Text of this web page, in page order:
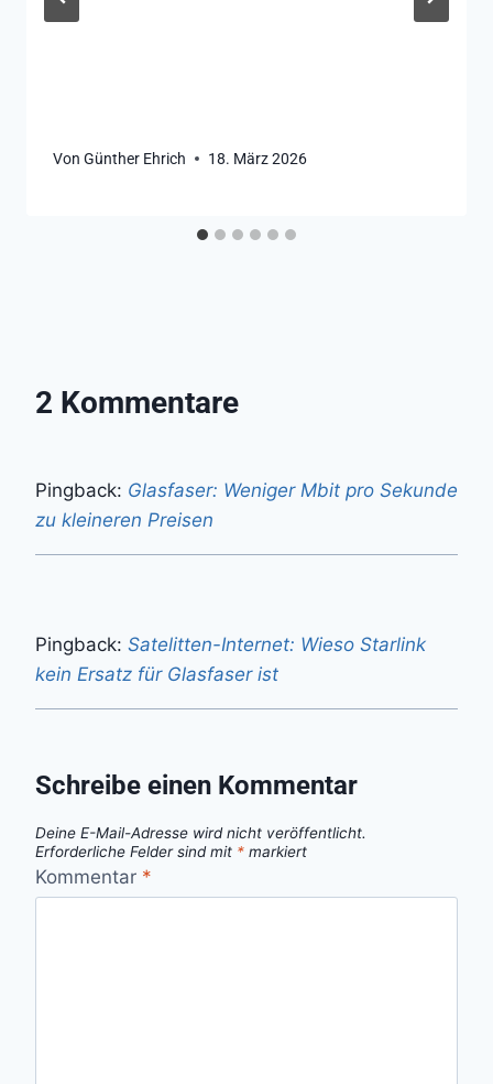
Von Günther Ehrich 18. März 2026
2 Kommentare
Pingback: Glasfaser: Weniger Mbit pro Sekunde
zu kleineren Preisen
Pingback: Satelitten-Internet: Wieso Starlink
kein Ersatz für Glasfaser ist
Schreibe einen Kommentar
Deine E-Mail-Adresse wird nicht veröffentlicht.
Erforderliche Felder sind mit * markiert
Kommentar *